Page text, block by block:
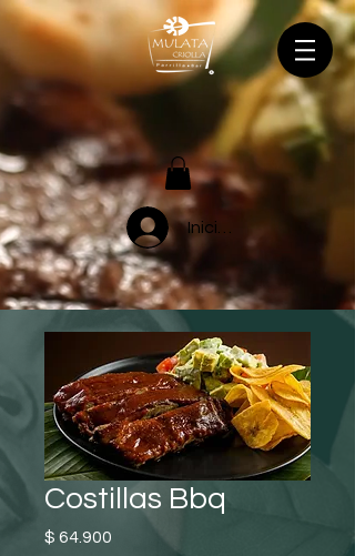
Iniciar sesión
Costillas Bbq
$ 64.900 Precio